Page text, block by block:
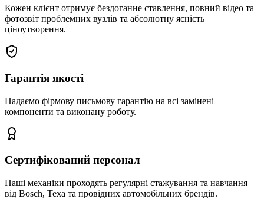
Кожен клієнт отримує бездоганне ставлення, повний відео та
фотозвіт проблемних вузлів та абсолютну ясність
ціноутворення.
Гарантія якості
Надаємо фірмову письмову гарантію на всі замінені
компоненти та виконану роботу.
Сертифікований персонал
Наші механіки проходять регулярні стажування та навчання
від Bosch, Texa та провідних автомобільних брендів.